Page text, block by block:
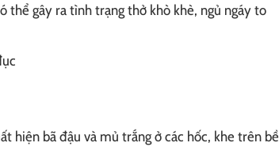
thể gây ra tình trạng thở khò khè, ngủ ngáy to
hiện bã đậu và mủ trắng ở các hốc, khe trên bề